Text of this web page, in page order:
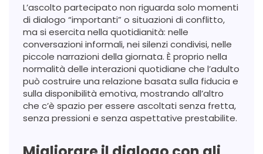
L’ascolto partecipato non riguarda solo momenti
di dialogo “importanti” o situazioni di conflitto,
ma si esercita nella quotidianità: nelle
conversazioni informali, nei silenzi condivisi, nelle
piccole narrazioni della giornata. È proprio nella
normalità delle interazioni quotidiane che l’adulto
può costruire una relazione basata sulla fiducia e
sulla disponibilità emotiva, mostrando all’altro
che c’è spazio per essere ascoltati senza fretta,
senza pressioni e senza aspettative prestabilite.